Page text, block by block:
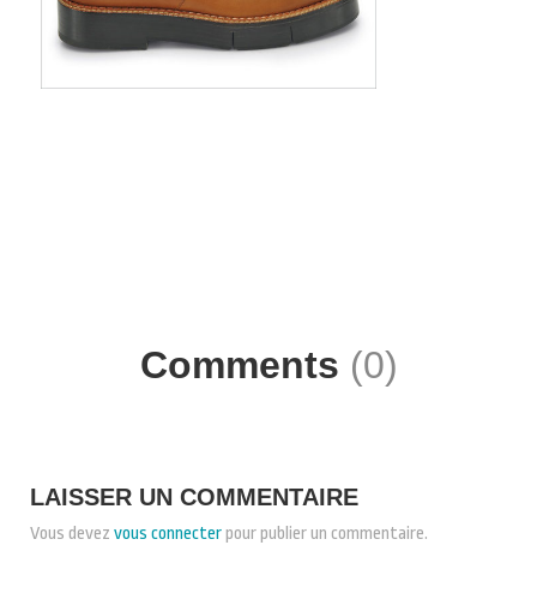
Comments (0)
LAISSER UN COMMENTAIRE
Vous devez vous connecterpour publier un commentaire.